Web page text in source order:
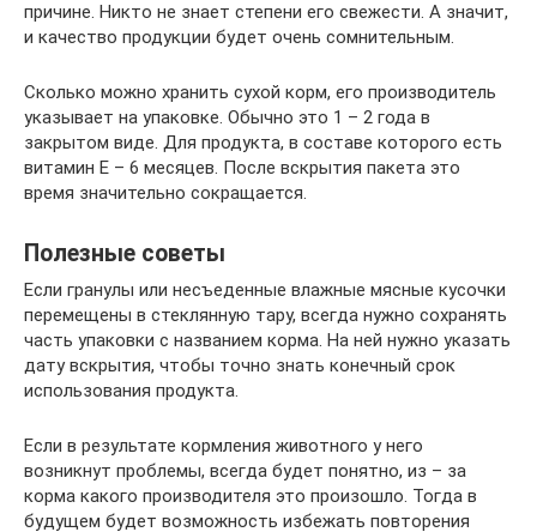
причине. Никто не знает степени его свежести. А значит,
и качество продукции будет очень сомнительным.
Сколько можно хранить сухой корм, его производитель
указывает на упаковке. Обычно это 1 – 2 года в
закрытом виде. Для продукта, в составе которого есть
витамин Е – 6 месяцев. После вскрытия пакета это
время значительно сокращается.
Полезные советы
Если гранулы или несъеденные влажные мясные кусочки
перемещены в стеклянную тару, всегда нужно сохранять
часть упаковки с названием корма. На ней нужно указать
дату вскрытия, чтобы точно знать конечный срок
использования продукта.
Если в результате кормления животного у него
возникнут проблемы, всегда будет понятно, из – за
корма какого производителя это произошло. Тогда в
будущем будет возможность избежать повторения